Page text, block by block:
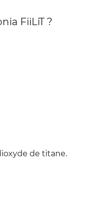
FiiLiT ?
de titane.